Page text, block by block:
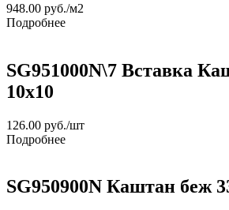
948.00 руб./м2
Подробнее
SG951000N\7 Вставка
10х10
126.00 руб./шт
Подробнее
SG950900N Каштан беж